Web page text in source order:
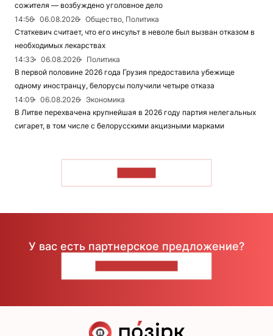
сожителя — возбуждено уголовное дело
14:56
06.08.2026
Общество, Политика
Статкевич считает, что его инсульт в неволе был вызван отказом в
необходимых лекарствах
14:33
06.08.2026
Политика
В первой половине 2026 года Грузия предоставила убежище
одному иностранцу, белорусы получили четыре отказа
14:09
06.08.2026
Экономика
В Литве перехвачена крупнейшая в 2026 году партия нелегальных
сигарет, в том числе с белорусскими акцизными марками
У вас есть партнерское предложение?